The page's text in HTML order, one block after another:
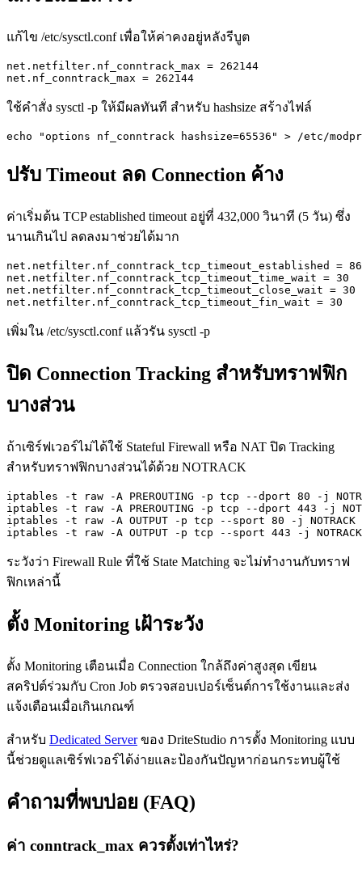
แก้ไข /etc/sysctl.conf เพื่อให้ค่าคงอยู่หลังรีบูต
net.netfilter.nf_conntrack_max = 262144
net.nf_conntrack_max = 262144
ใช้คำสั่ง sysctl -p ให้มีผลทันที สำหรับ hashsize สร้างไฟล์
echo "options nf_conntrack hashsize=65536" > /etc/
ปรับ Timeout ลด Connection ค้าง
ค่าเริ่มต้น TCP established timeout อยู่ที่ 432,000 วินาที (5 วัน) ซึ่ง
นานเกินไป ลดลงมาช่วยได้มาก
net.netfilter.nf_conntrack_tcp_timeout_established =
net.netfilter.nf_conntrack_tcp_timeout_time_wait = 30
net.netfilter.nf_conntrack_tcp_timeout_close_wait = 30
net.netfilter.nf_conntrack_tcp_timeout_fin_wait = 30
เพิ่มใน /etc/sysctl.conf แล้วรัน sysctl -p
ปิด Connection Tracking สำหรับทราฟฟิก
บางส่วน
ถ้าเซิร์ฟเวอร์ไม่ได้ใช้ Stateful Firewall หรือ NAT ปิด Tracking
สำหรับทราฟฟิกบางส่วนได้ด้วย NOTRACK
iptables -t raw -A PREROUTING -p tcp --dport 80 -j
iptables -t raw -A PREROUTING -p tcp --dport 443 -j
iptables -t raw -A OUTPUT -p tcp --sport 80 -j NOTRACK
iptables -t raw -A OUTPUT -p tcp --sport 443 -j NOTRACK
ระวังว่า Firewall Rule ที่ใช้ State Matching จะไม่ทำงานกับทราฟ
ฟิกเหล่านี้
ตั้ง Monitoring เฝ้าระวัง
ตั้ง Monitoring เตือนเมื่อ Connection ใกล้ถึงค่าสูงสุด เขียน
สคริปต์ร่วมกับ Cron Job ตรวจสอบเปอร์เซ็นต์การใช้งานและส่ง
แจ้งเตือนเมื่อเกินเกณฑ์
สำหรับ Dedicated Serverของ DriteStudio การตั้ง Monitoring แบบ
นี้ช่วยดูแลเซิร์ฟเวอร์ได้ง่ายและป้องกันปัญหาก่อนกระทบผู้ใช้
คำถามที่พบบ่อย (FAQ)
ค่า conntrack_max ควรตั้งเท่าไหร่?